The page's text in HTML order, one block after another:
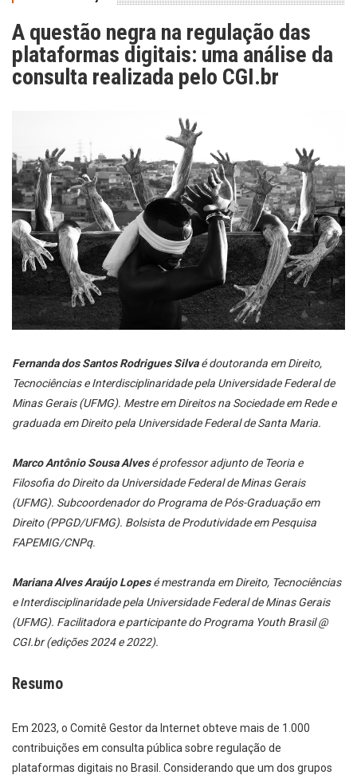
A questão negra na regulação das
plataformas digitais: uma análise da
consulta realizada pelo CGI.br
Fernanda dos Santos Rodrigues Silvaé doutoranda em Direito,
Tecnociências e Interdisciplinaridade pela Universidade Federal de
Minas Gerais (UFMG). Mestre em Direitos na Sociedade em Rede e
graduada em Direito pela Universidade Federal de Santa Maria.
Marco Antônio Sousa Alvesé professor adjunto de Teoria e
Filosofia do Direito da Universidade Federal de Minas Gerais
(UFMG). Subcoordenador do Programa de Pós-Graduação em
Direito (PPGD/UFMG). Bolsista de Produtividade em Pesquisa
FAPEMIG/CNPq.
Mariana Alves Araújo Lopesé mestranda em Direito, Tecnociências
e Interdisciplinaridade pela Universidade Federal de Minas Gerais
(UFMG). Facilitadora e participante do Programa Youth Brasil @
CGI.br (edições 2024 e 2022).
Resumo
Em 2023, o Comitê Gestor da Internet obteve mais de 1.000
contribuições em consulta pública sobre regulação de
plataformas digitais no Brasil. Considerando que um dos grupos